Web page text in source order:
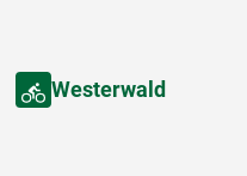
Westerwald